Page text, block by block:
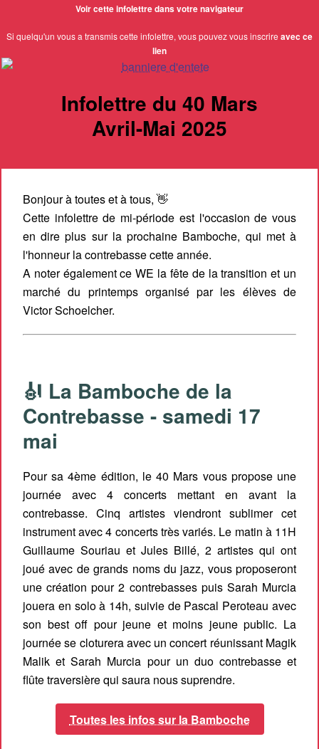
Voir cette infolettre dans votre navigateur
Si quelqu'un vous a transmis cette infolettre, vous pouvez vous inscrire avec ce
lien
Infolettre du 40 Mars
Avril-Mai 2025
Bonjour à toutes et à tous, 👋
Cette infolettre de mi-période est l'occasion de vous
en dire plus sur la prochaine Bamboche, qui met à
l'honneur la contrebasse cette année.
A noter également ce WE la fête de la transition et un
marché du printemps organisé par les élèves de
Victor Schoelcher.
🎻 La Bamboche de la
Contrebasse - samedi 17
mai
Pour sa 4ème édition, le 40 Mars vous propose une
journée avec 4 concerts mettant en avant la
contrebasse. Cinq artistes viendront sublimer cet
instrument avec 4 concerts très variés. Le matin à 11H
Guillaume Souriau et Jules Billé, 2 artistes qui ont
joué avec de grands noms du jazz, vous proposeront
une création pour 2 contrebasses puis Sarah Murcia
jouera en solo à 14h, suivie de Pascal Peroteau avec
son best off pour jeune et moins jeune public. La
journée se cloturera avec un concert réunissant Magik
Malik et Sarah Murcia pour un duo contrebasse et
flûte traversière qui saura nous suprendre.
Toutes les infos sur la Bamboche